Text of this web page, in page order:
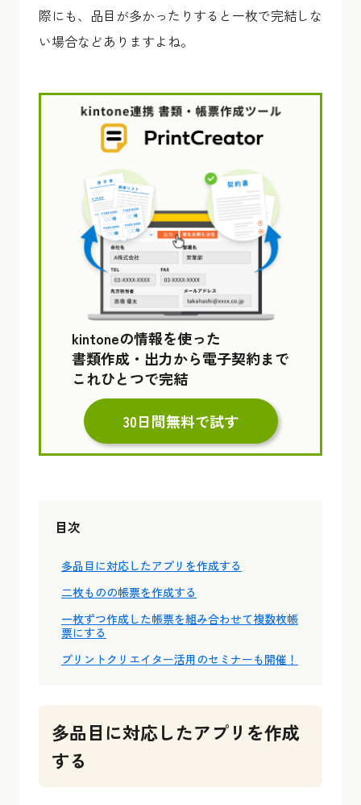
際にも、品目が多かったりすると一枚で完結しな
い場合などありますよね。
kintoneの情報を使った
書類作成・出力から電子契約まで
これひとつで完結
30日間無料で試す
目次
多品目に対応したアプリを作成する
二枚ものの帳票を作成する
一枚ずつ作成した帳票を組み合わせて複数枚帳
票にする
プリントクリエイター活用のセミナーも開催！
多品目に対応したアプリを作成
する